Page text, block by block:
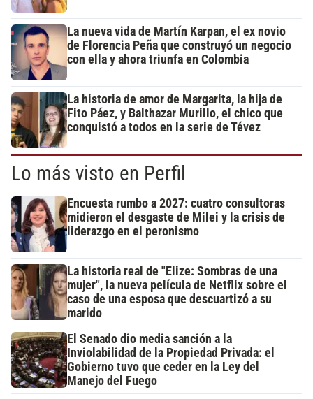
La nueva vida de Martín Karpan, el ex novio
de Florencia Peña que construyó un negocio
con ella y ahora triunfa en Colombia
La historia de amor de Margarita, la hija de
Fito Páez, y Balthazar Murillo, el chico que
conquistó a todos en la serie de Tévez
Lo más visto en Perfil
Encuesta rumbo a 2027: cuatro consultoras
midieron el desgaste de Milei y la crisis de
liderazgo en el peronismo
La historia real de "Elize: Sombras de una
mujer", la nueva película de Netflix sobre el
caso de una esposa que descuartizó a su
marido
El Senado dio media sanción a la
Inviolabilidad de la Propiedad Privada: el
Gobierno tuvo que ceder en la Ley del
Manejo del Fuego